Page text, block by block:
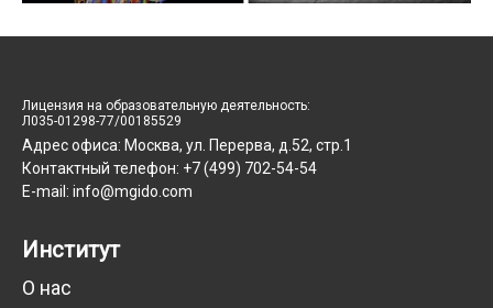
Лицензия на образовательную деятельность:
Л035-01298-77/00185529
Адрес офиса: Москва, ул. Перерва, д.52, стр.1
Контактный телефон: +7 (499) 702-54-54
E-mail: info@mgido.com
Институт
О нас